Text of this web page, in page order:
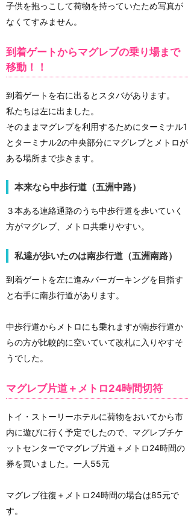
子供を抱っこして荷物を持っていたため写真が
なくてすみません。
到着ゲートからマグレブの乗り場まで
移動！！
到着ゲートを右に出るとスタバがあります。
私たちは左に出ました。
そのままマグレブを利用するためにターミナル1
とターミナル2の中央部分にマグレブとメトロが
ある場所まで歩きます。
本来なら中歩行道（五洲中路）
３本ある連絡通路のうち中歩行道を歩いていく
方がマグレブ、メトロ共乗りやすい。
私達が歩いたのは南歩行道（五洲南路）
到着ゲートを左に進みバーガーキングを目指す
と右手に南歩行道があります。
中歩行道からメトロにも乗れますが南歩行道か
らの方が比較的に空いていて改札に入りやすそ
うでした。
マグレブ片道＋メトロ24時間切符
トイ・ストーリーホテルに荷物をおいてから市
内に遊びに行く予定でしたので、マグレブチケ
ットセンターでマグレブ片道＋メトロ24時間の
券を買いました。一人55元
マグレブ往復＋メトロ24時間の場合は85元で
す。